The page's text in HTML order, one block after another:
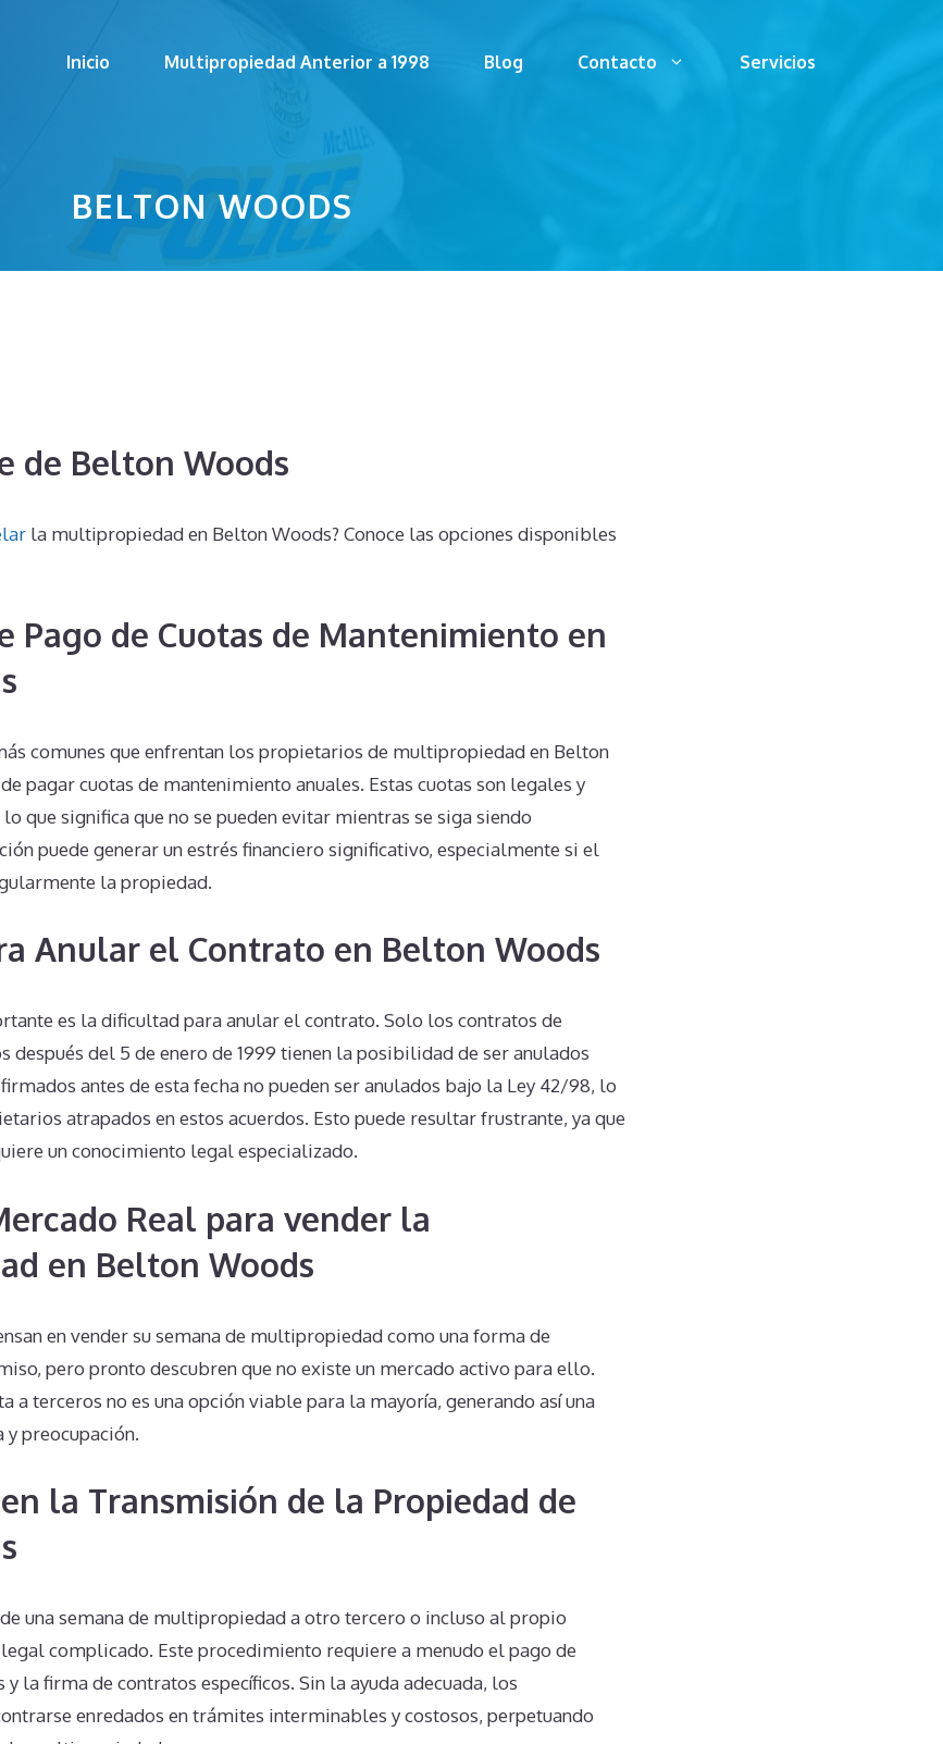
Inicio Multipropiedad Anterior a 1998 Blog Contacto Servicios
BELTON WOODS
de Belton Woods
la multipropiedad en Belton Woods? Conoce las opciones disponibles
Pago de Cuotas de Mantenimiento en
comunes que enfrentan los propietarios de multipropiedad en Belton
pagar cuotas de mantenimiento anuales. Estas cuotas son legales y
que significa que no se pueden evitar mientras se siga siendo
puede generar un estrés financiero significativo, especialmente si el
la propiedad.
Anular el Contrato en Belton Woods
es la dificultad para anular el contrato. Solo los contratos de
del 5 de enero de 1999 tienen la posibilidad de ser anulados
antes de esta fecha no pueden ser anulados bajo la Ley 42/98, lo
atrapados en estos acuerdos. Esto puede resultar frustrante, ya que
un conocimiento legal especializado.
Real para vender la
en Belton Woods
en vender su semana de multipropiedad como una forma de
pero pronto descubren que no existe un mercado activo para ello.
a terceros no es una opción viable para la mayoría, generando así una
y preocupación.
la Transmisión de la Propiedad de
una semana de multipropiedad a otro tercero o incluso al propio
complicado. Este procedimiento requiere a menudo el pago de
la firma de contratos específicos. Sin la ayuda adecuada, los
enredados en trámites interminables y costosos, perpetuando